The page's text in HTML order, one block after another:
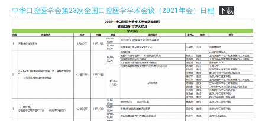
中华口腔医学会第23次全国口腔医学学术会议（2021年会）日程 下载